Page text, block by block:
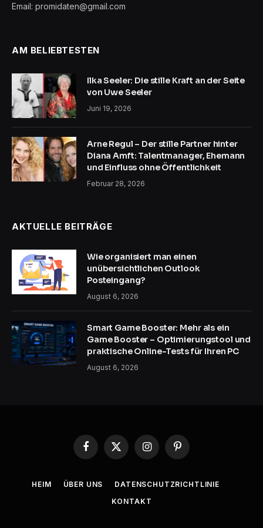
Email: promidaten@gmail.com
AM BELIEBTESTEN
Ilka Seeler: Die stille Kraft an der Seite
von Uwe Seeler
Juni 19, 2026
Arne Regul – Der stille Partner hinter
Diana Amft: Talentmanager, Ehemann
und Einfluss ohne Öffentlichkeit
Februar 28, 2026
AKTUELLE BEITRÄGE
Wie organisiert man einen
unübersichtlichen Outlook
Posteingang?
August 6, 2026
Smart Game Booster: Mehr als ein
Game Booster – Optimierungstool und
praktische Online-Tests für Ihren PC
August 6, 2026
Facebook
X
InstagramPinterest
HEIM ÜBER UNS
DATENSCHUTZRICHTLINIE
KONTAKT